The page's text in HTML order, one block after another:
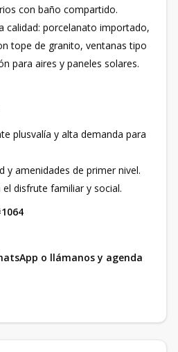
con baño compartido.
calidad: porcelanato importado,
tope de granito, ventanas tipo
para aires y paneles solares.
plusvalía y alta demanda para
y amenidades de primer nivel.
disfrute familiar y social.
o llámanos y agenda